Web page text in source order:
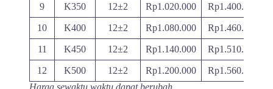
9 K350 12±2 Rp1.020.000 Rp1.400.000
10 K400 12±2 Rp1.080.000 Rp1.460.000
11 K450 12±2 Rp1.140.000 Rp1.510.000
12 K500 12±2 Rp1.200.000
Rp1.560.000
Harga sewaktu waktu dapat berubah